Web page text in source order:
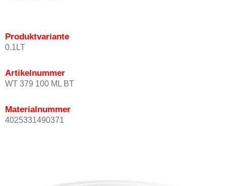
Produktvariante
0.1LT
Artikelnummer
WT 379 100 ML BT
Materialnummer
4025331490371